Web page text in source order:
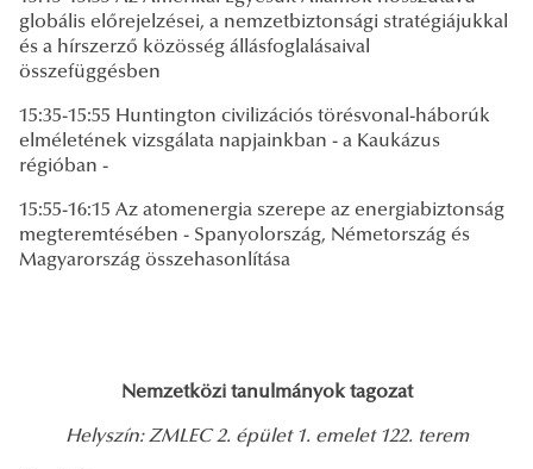
globális előrejelzései, a nemzetbiztonsági stratégiájukkal
és a hírszerző közösség állásfoglalásaival
összefüggésben
15:35-15:55 Huntington civilizációs törésvonal-háborúk
elméletének vizsgálata napjainkban - a Kaukázus
régióban -
15:55-16:15 Az atomenergia szerepe az energiabiztonság
megteremtésében - Spanyolország, Németország és
Magyarország összehasonlítása
Nemzetközi tanulmányok tagozat
Helyszín: ZMLEC 2. épület 1. emelet 122. terem